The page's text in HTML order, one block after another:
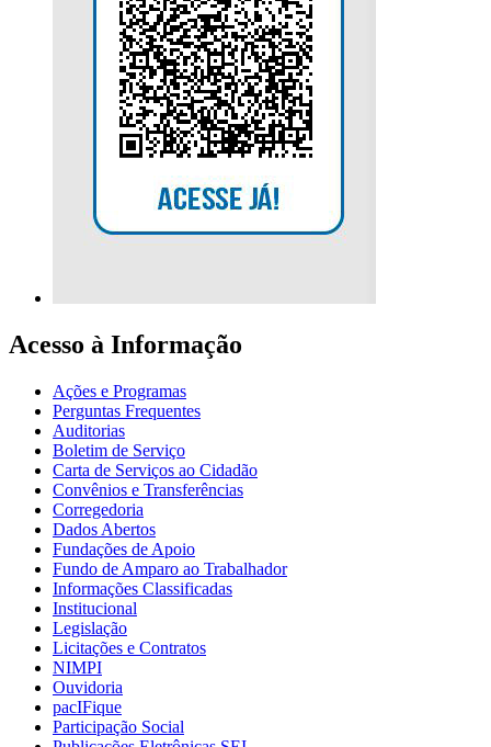
Acesso à Informação
Ações e Programas
Perguntas Frequentes
Auditorias
Boletim de Serviço
Carta de Serviços ao Cidadão
Convênios e Transferências
Corregedoria
Dados Abertos
Fundações de Apoio
Fundo de Amparo ao Trabalhador
Informações Classificadas
Institucional
Legislação
Licitações e Contratos
NIMPI
Ouvidoria
pacIFique
Participação Social